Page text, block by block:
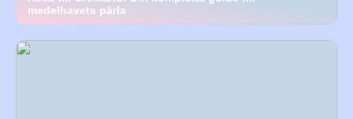
medelhavets pärla